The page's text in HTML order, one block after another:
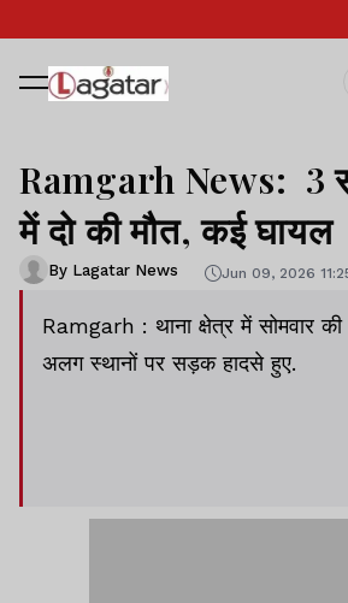
Ramgarh News: 3
में दो की मौत, कई घायल
By Lagatar News Jun 09, 2026
Ramgarh : थाना क्षेत्र में सोमवार
अलग स्थानों पर सड़क हादसे हुए.